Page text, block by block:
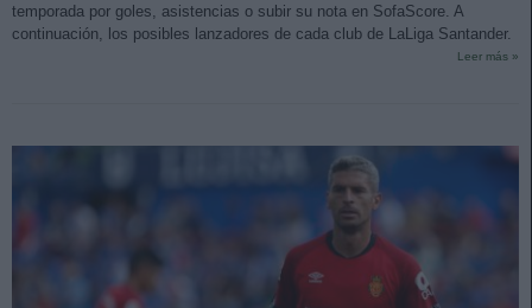
temporada por goles, asistencias o subir su nota en SofaScore. A
continuación, los posibles lanzadores de cada club de LaLiga Santander.
Leer más »